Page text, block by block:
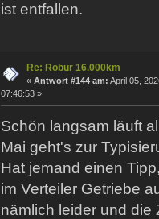
ist entfallen.
Re: Robur 16.000km
« Antwort #144 am: April 05,
07:46:53 »
Schön langsam läuft
Mai geht's zur
Hat jemand einen
im Verteiler Getriebe
nämlich leider und die